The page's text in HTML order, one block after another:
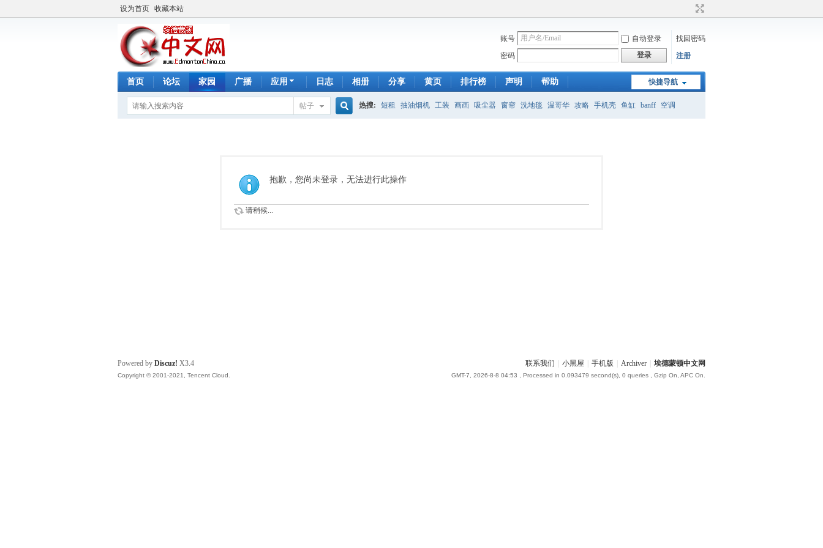
设为首页 收藏本站
账号 自动登录
找回密码
密码
登录 注册
快捷导航
首页 论坛 家园 广播 应用 日志 相册 分享 黄页 排行榜 声明 帮助
帖子
索
热搜: 短租 抽油烟机 工装 画画 吸尘器 窗帘 洗地毯 温哥华 攻略 手机壳 鱼缸 banff 空调
抱歉，您尚未登录，无法进行此操作
请稍候...
联系我们 小黑屋 手机版 Archiver 埃德蒙顿中文网
GMT-7, 2026-8-8 04:53 , Processed in 0.093479 second(s), 0 queries , Gzip On, APC On.
Powered by Discuz! X3.4
Copyright © 2001-2021, Tencent Cloud.